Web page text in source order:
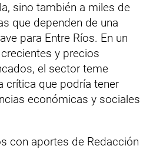
sino también a miles de
que dependen de una
para Entre Ríos. En un
y precios
el sector teme
crítica que podría tener
económicas y sociales
con aportes de Redacción